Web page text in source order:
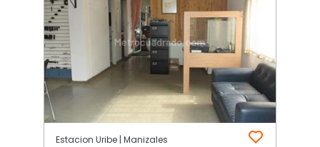
Estacion Uribe | Manizales